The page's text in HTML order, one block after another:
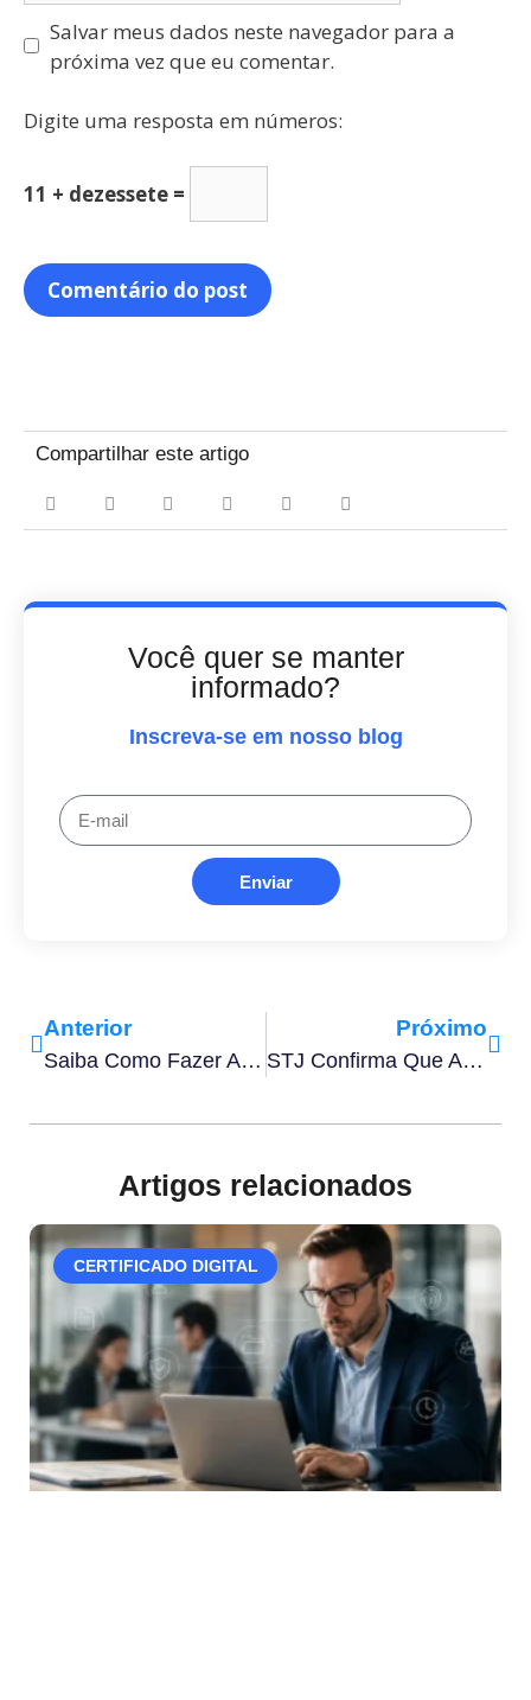
Salvar meus dados neste navegador para a
próxima vez que eu comentar.
Digite uma resposta em números:
11 + dezessete =
Compartilhar este artigo
Você quer se manter
informado?
Inscreva-se em nosso blog
Enviar
Anterior
Saiba Como Fazer Assinatura Digital Em Contratos Imobiliários
Próximo
STJ Confirma Que Assinar Digitalmente Vale Tanto Quanto Ir Ao Cartório
Artigos relacionados
CERTIFICADO DIGITAL